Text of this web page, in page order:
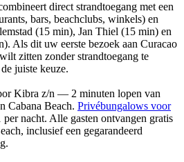
direct strandtoegang met een
bars, beachclubs, winkels) en
(15 min), Jan Thiel (15 min) en
Als dit uw eerste bezoek aan Curacao
zitten zonder strandtoegang te
juiste keuze.
Kibra z/n — 2 minuten lopen van
Cabana Beach. Privébungalows voor
per nacht. Alle gasten ontvangen gratis
inclusief een gegarandeerd